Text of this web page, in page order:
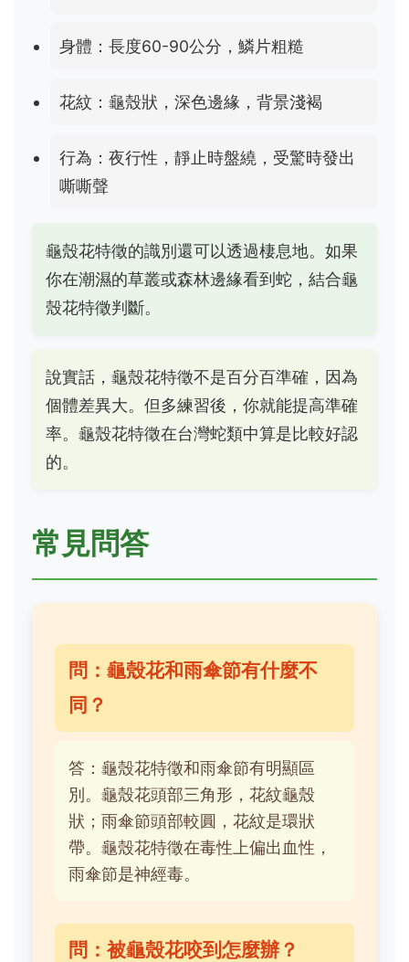
身體：長度60-90公分，鱗片粗糙
花紋：龜殼狀，深色邊緣，背景淺褐
行為：夜行性，靜止時盤繞，受驚時發出
嘶嘶聲
龜殼花特徵的識別還可以透過棲息地。如果
你在潮濕的草叢或森林邊緣看到蛇，結合龜
殼花特徵判斷。
說實話，龜殼花特徵不是百分百準確，因為
個體差異大。但多練習後，你就能提高準確
率。龜殼花特徵在台灣蛇類中算是比較好認
的。
常見問答
問：龜殼花和雨傘節有什麼不
同？
答：龜殼花特徵和雨傘節有明顯區
別。龜殼花頭部三角形，花紋龜殼
狀；雨傘節頭部較圓，花紋是環狀
帶。龜殼花特徵在毒性上偏出血性，
雨傘節是神經毒。
問：被龜殼花咬到怎麼辦？